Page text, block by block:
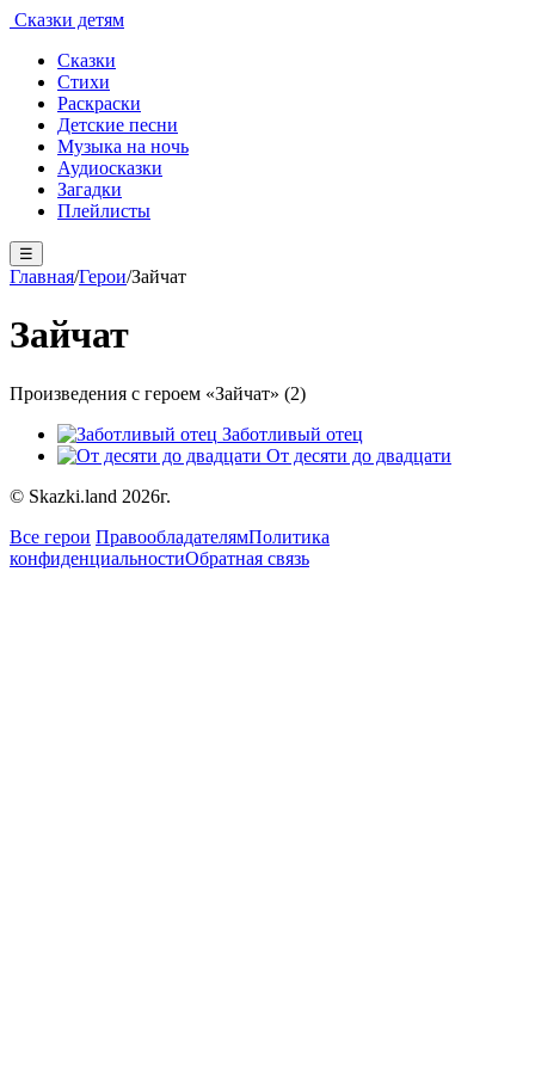
Сказки детям
Сказки
Стихи
Раскраски
Детские песни
Музыка на ночь
Аудиосказки
Загадки
Плейлисты
☰
Главная/Герои/Зайчат
Зайчат
Произведения с героем «Зайчат» (2)
Заботливый отец
От десяти до двадцати
© Skazki.land 2026г.
Все герои ПравообладателямПолитика
конфиденциальностиОбратная связь